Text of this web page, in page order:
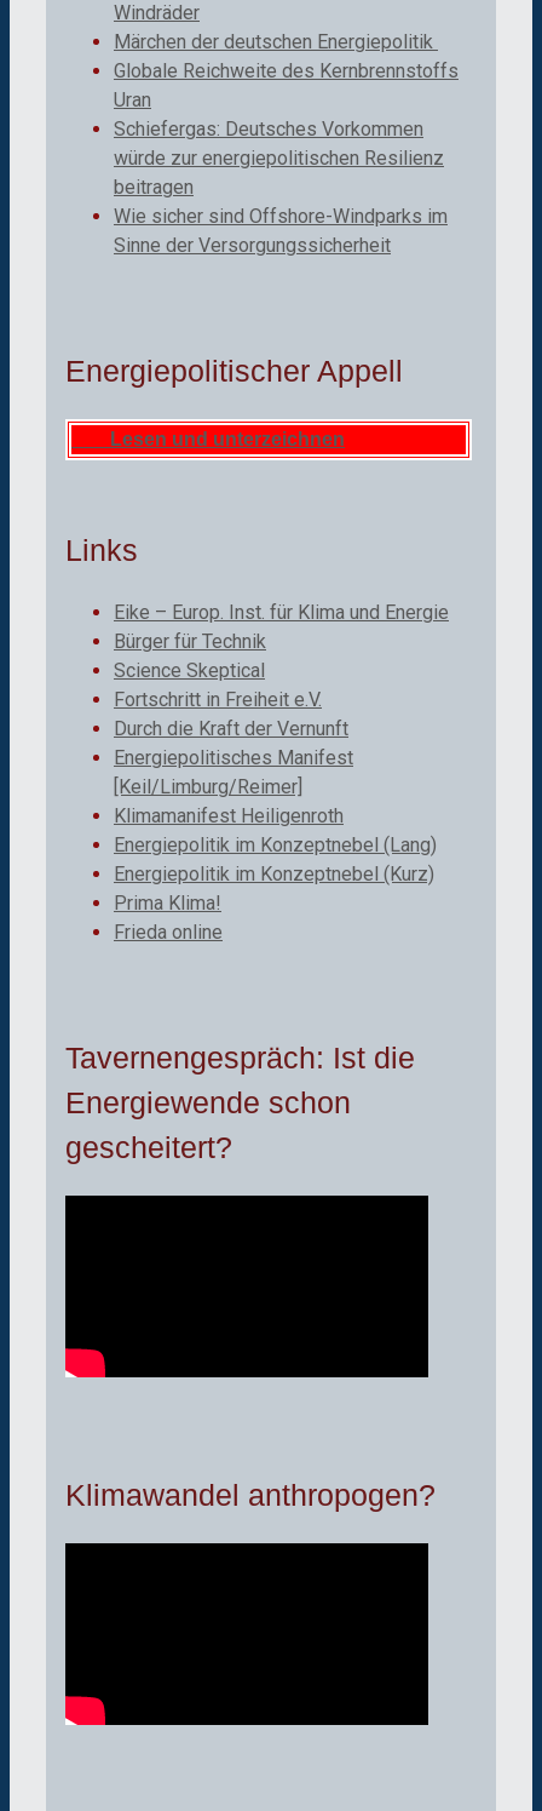
Windräder
Märchen der deutschen Energiepolitik
Globale Reichweite des Kernbrennstoffs
Uran
Schiefergas: Deutsches Vorkommen
würde zur energiepolitischen Resilienz
beitragen
Wie sicher sind Offshore-Windparks im
Sinne der Versorgungssicherheit
Energiepolitischer Appell
Lesen und unterzeichnen
Links
Eike – Europ. Inst. für Klima und Energie
Bürger für Technik
Science Skeptical
Fortschritt in Freiheit e.V.
Durch die Kraft der Vernunft
Energiepolitisches Manifest
[Keil/Limburg/Reimer]
Klimamanifest Heiligenroth
Energiepolitik im Konzeptnebel (Lang)
Energiepolitik im Konzeptnebel (Kurz)
Prima Klima!
Frieda online
Tavernengespräch: Ist die
Energiewende schon
gescheitert?
Klimawandel anthropogen?